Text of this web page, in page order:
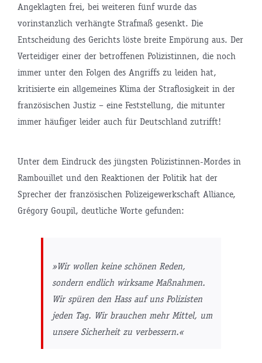
Angeklagten frei, bei weiteren fünf wurde das
vorinstanzlich verhängte Strafmaß gesenkt. Die
Entscheidung des Gerichts löste breite Empörung aus. Der
Verteidiger einer der betroffenen Polizistinnen, die noch
immer unter den Folgen des Angriffs zu leiden hat,
kritisierte ein allgemeines Klima der Straflosigkeit in der
französischen Justiz – eine Feststellung, die mitunter
immer häufiger leider auch für Deutschland zutrifft!
Unter dem Eindruck des jüngsten Polizistinnen-Mordes in
Rambouillet und den Reaktionen der Politik hat der
Sprecher der französischen Polizeigewerkschaft Alliance,
Grégory Goupil, deutliche Worte gefunden:
»Wir wollen keine schönen Reden,
sondern endlich wirksame Maßnahmen.
Wir spüren den Hass auf uns Polizisten
jeden Tag. Wir brauchen mehr Mittel, um
unsere Sicherheit zu verbessern.«